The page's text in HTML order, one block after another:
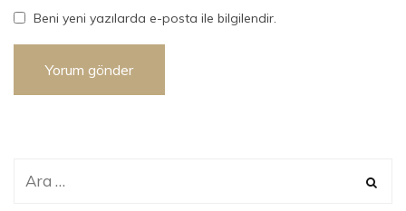
Beni yeni yazılarda e-posta ile bilgilendir.